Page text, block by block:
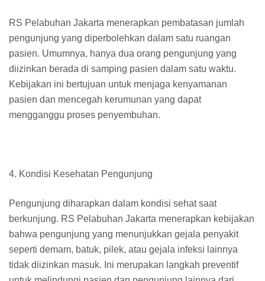
RS Pelabuhan Jakarta menerapkan pembatasan jumlah
pengunjung yang diperbolehkan dalam satu ruangan
pasien. Umumnya, hanya dua orang pengunjung yang
diizinkan berada di samping pasien dalam satu waktu.
Kebijakan ini bertujuan untuk menjaga kenyamanan
pasien dan mencegah kerumunan yang dapat
mengganggu proses penyembuhan.
4. Kondisi Kesehatan Pengunjung
Pengunjung diharapkan dalam kondisi sehat saat
berkunjung. RS Pelabuhan Jakarta menerapkan kebijakan
bahwa pengunjung yang menunjukkan gejala penyakit
seperti demam, batuk, pilek, atau gejala infeksi lainnya
tidak diizinkan masuk. Ini merupakan langkah preventif